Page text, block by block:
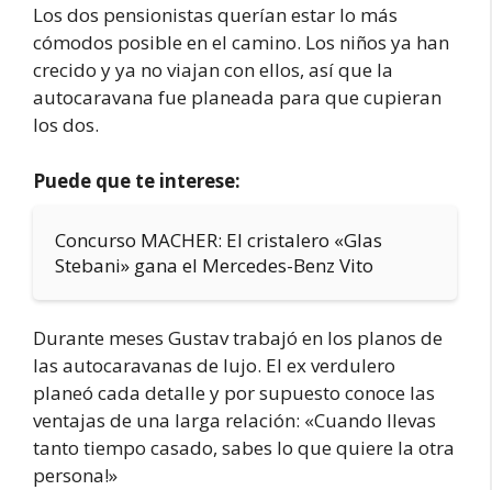
Los dos pensionistas querían estar lo más
cómodos posible en el camino. Los niños ya han
crecido y ya no viajan con ellos, así que la
autocaravana fue planeada para que cupieran
los dos.
Puede que te interese:
Concurso MACHER: El cristalero «Glas
Stebani» gana el Mercedes-Benz Vito
Durante meses Gustav trabajó en los planos de
las autocaravanas de lujo. El ex verdulero
planeó cada detalle y por supuesto conoce las
ventajas de una larga relación: «Cuando llevas
tanto tiempo casado, sabes lo que quiere la otra
persona!»